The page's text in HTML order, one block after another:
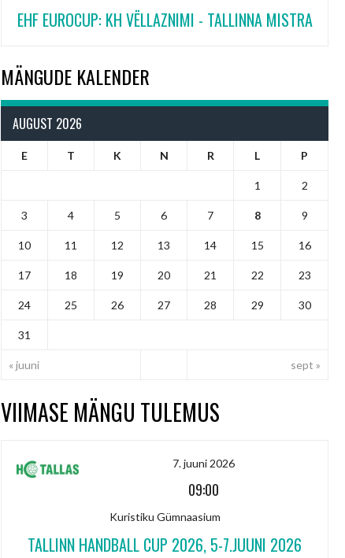
EHF EUROCUP: KH VËLLAZNIMI - TALLINNA MISTRA
MÄNGUDE KALENDER
AUGUST 2026
E T K N R L P
« juuni sept »
1 2
3 4 5 6 7 8 9
10 11 12 13 14 15 16
17 18 19 20 21 22 23
24 25 26 27 28 29 30
31
VIIMASE MÄNGU TULEMUS
7. juuni 2026
09:00
Kuristiku Gümnaasium
TALLINN HANDBALL CUP 2026, 5-7.JUUNI 2026